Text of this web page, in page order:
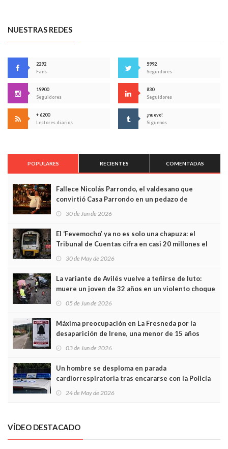
NUESTRAS REDES
2292
Fans
5992
Seguidores
19900
Seguidores
830
Seguidores
+ 6200
Lectores diarios
¡nuevo!
Síguenos
POPULARES RECIENTES COMENTADAS
Fallece Nicolás Parrondo, el valdesano que
convirtió Casa Parrondo en un pedazo de
Asturias en Madrid
30 de Jun de 2026
El ‘Fevemocho’ ya no es solo una chapuza: el
Tribunal de Cuentas cifra en casi 20 millones el
sobrecoste de los trenes que no cabían por los
30 de May de 2026
La variante de Avilés vuelve a teñirse de luto:
muere un joven de 32 años en un violento choque
frontal
05 de Jun de 2026
Máxima preocupación en La Fresneda por la
desaparición de Irene, una menor de 15 años
03 de Jun de 2026
Un hombre se desploma en parada
cardiorrespiratoria tras encararse con la Policía
Local en Luanco
24 de May de 2026
VÍDEO DESTACADO